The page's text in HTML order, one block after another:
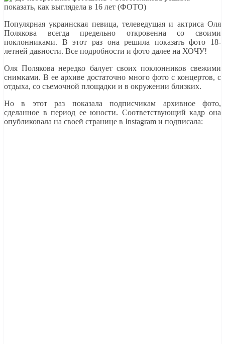
Популярная украинская певица, телеведущая и актриса Оля
Полякова всегда предельно откровенна со своими
поклонниками. В этот раз она решила показать фото 18-
летней давности. Все подробности и фото далее на ХОЧУ!
Оля Полякова нередко балует своих поклонников свежими
снимками. В ее архиве достаточно много фото с концертов, с
отдыха, со съемочной площадки и в окружении близких.
Но в этот раз показала подписчикам архивное фото,
сделанное в период ее юности. Соответствующий кадр она
опубликовала на своей странице в Instagram и подписала: